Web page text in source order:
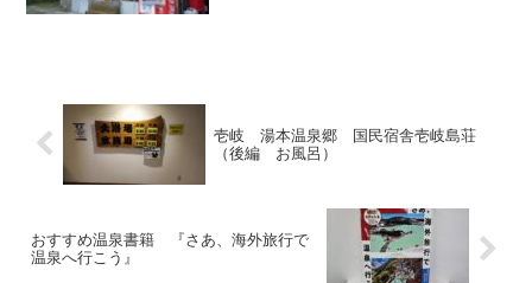
壱岐 湯本温泉郷 国民宿舎壱岐島荘
（後編 お風呂）
おすすめ温泉書籍 『さあ、海外旅行で
温泉へ行こう』